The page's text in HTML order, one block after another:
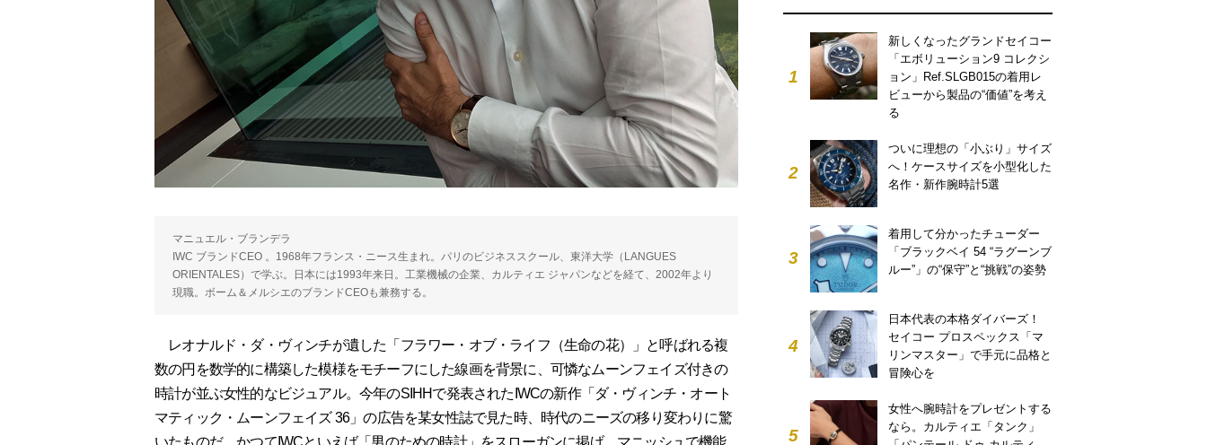
マニュエル・ブランデラ
IWC ブランドCEO 。1968年フランス・ニース生まれ。パリのビジネススクール、東洋大学（LANGUES
ORIENTALES）で学ぶ。日本には1993年来日。工業機械の企業、カルティエ ジャパンなどを経て、2002年より
現職。ボーム＆メルシエのブランドCEOも兼務する。
レオナルド・ダ・ヴィンチが遺した「フラワー・オブ・ライフ（生命の花）」と呼ばれる複
数の円を数学的に構築した模様をモチーフにした線画を背景に、可憐なムーンフェイズ付きの
時計が並ぶ女性的なビジュアル。今年のSIHHで発表されたIWCの新作「ダ・ヴィンチ・オート
マティック・ムーンフェイズ 36」の広告を某女性誌で見た時、時代のニーズの移り変わりに驚
1
新しくなったグランドセイコー
「エボリューション9 コレクシ
ョン」Ref.SLGB015の着用レ
ビューから製品の“価値”を考え
る
2
ついに理想の「小ぶり」サイズ
へ！ケースサイズを小型化した
名作・新作腕時計5選
3
着用して分かったチューダー
「ブラックベイ 54 “ラグーンブ
ルー”」の“保守”と“挑戦”の姿勢
4
日本代表の本格ダイバーズ！
セイコー プロスペックス「マ
リンマスター」で手元に品格と
冒険心を
5
女性へ腕時計をプレゼントする
なら。カルティエ「タンク」